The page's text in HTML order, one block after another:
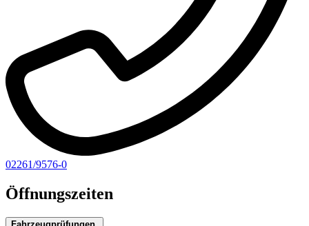
02261/9576-0
Öffnungszeiten